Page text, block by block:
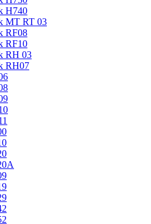
H740
MT RT 03
RF08
RF10
RH 03
RH07